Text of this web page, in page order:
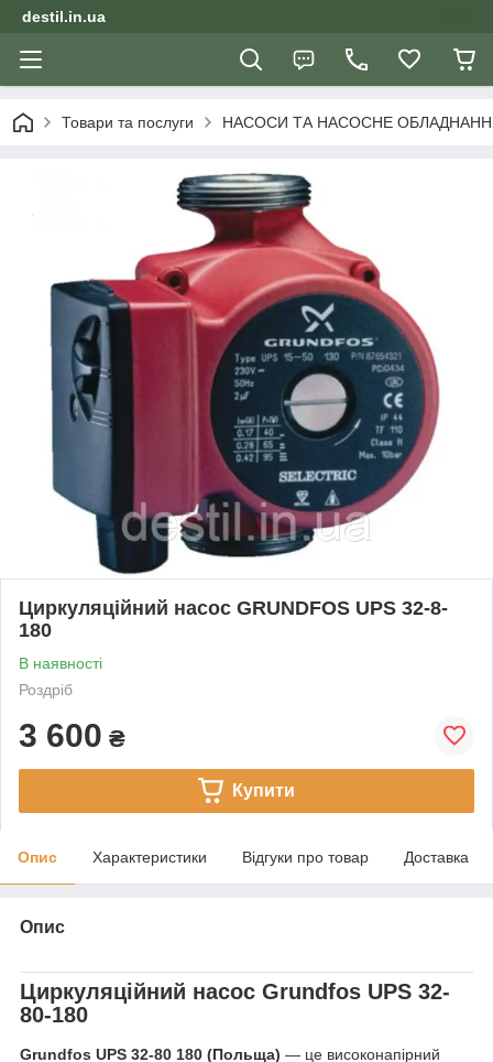
destil.in.ua
Товари та послуги НАСОСИ ТА НАСОСНЕ
Циркуляційний насос GRUNDFOS UPS 32-8-
180
В наявності
Роздріб
3 600 ₴
Купити
Опис Характеристики Відгуки про товар Доставка
Опис
Циркуляційний насос Grundfos UPS 32-
80-180
Grundfos UPS 32-80 180 (Польща) — це високонапірний